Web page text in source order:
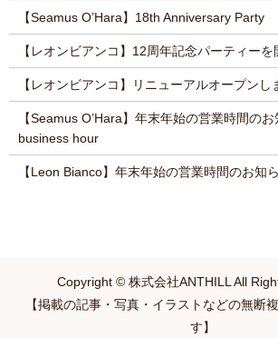
【Seamus O’Hara】18th Anniversary Party
【レオンビアンコ】12周年記念パーティーを
【レオンビアンコ】リニューアルオープンし
【Seamus O’Hara】年末年始の営業時間の
business hour
【Leon Bianco】年末年始の営業時間のお知
Copyright © 株式会社ANTHILL All
【掲載の記事・写真・イラストなどの無断
す】